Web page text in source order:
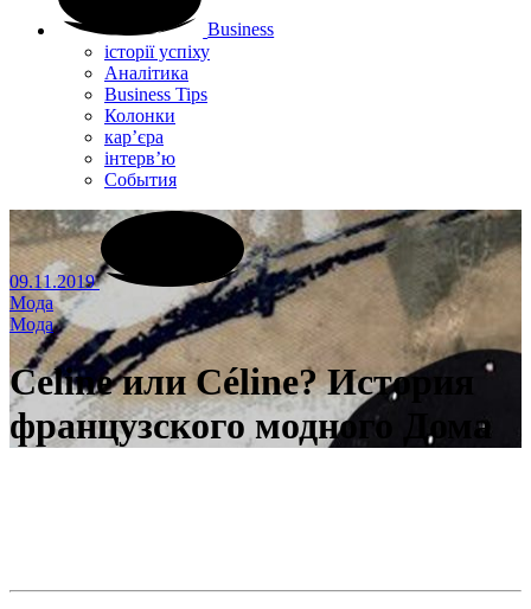
Business
історії успіху
Аналітика
Business Tips
Колонки
кар’єра
інтерв’ю
Cобытия
09.11.2019
Мода
Мода
Celine или Céline? История
французского модного Дома